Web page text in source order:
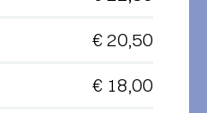
€ 20,50
€ 18,00